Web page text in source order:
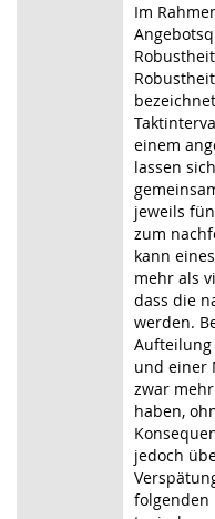
Im
einem
lassen
jeweils
zum
kann
mehr als
dass die
werden.
und einer
zwar
haben,
jedoch
folgenden